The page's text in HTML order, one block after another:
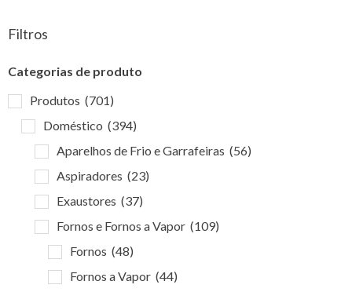
Filtros
Categorias de produto
Produtos (701)
Doméstico (394)
Aparelhos de Frio e Garrafeiras (56)
Aspiradores (23)
Exaustores (37)
Fornos e Fornos a Vapor (109)
Fornos (48)
Fornos a Vapor (44)